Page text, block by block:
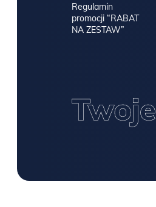
Regulamin
promocji “RABAT
NA ZESTAW”